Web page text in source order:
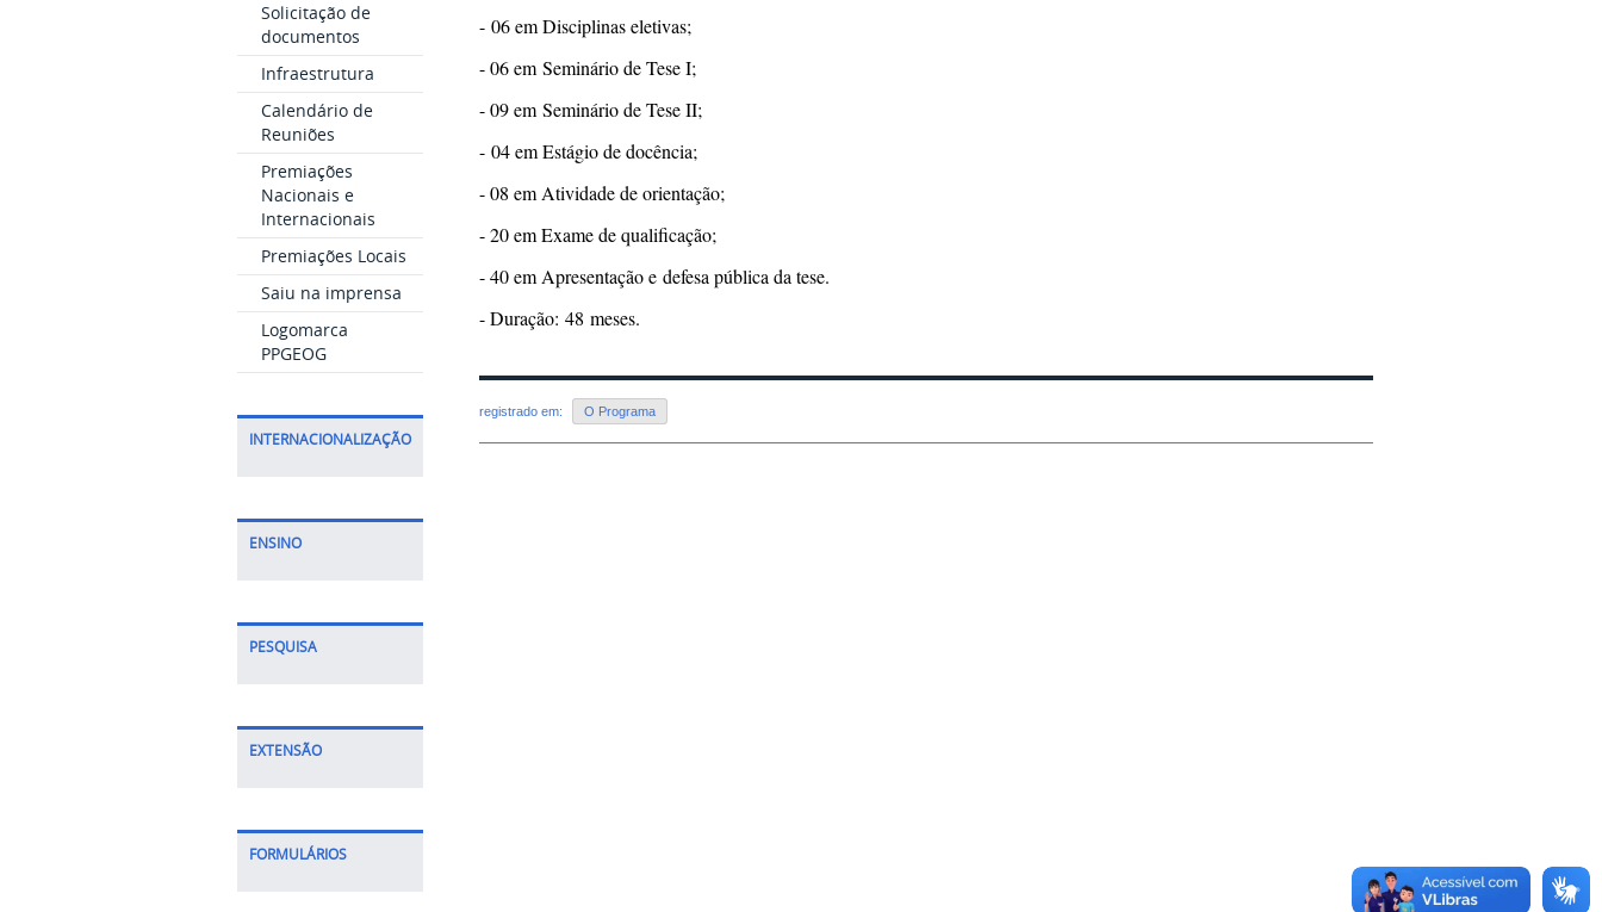
Solicitação de
documentos
Infraestrutura
Calendário de
Reuniões
Premiações
Nacionais e
Internacionais
Premiações Locais
Saiu na imprensa
Logomarca
PPGEOG
INTERNACIONALIZAÇÃO
ENSINO
PESQUISA
EXTENSÃO
FORMULÁRIOS
- 06 em Disciplinas eletivas;
- 06 em Seminário de Tese I;
- 09 em Seminário de Tese II;
- 04 em Estágio de docência;
- 08 em Atividade de orientação;
- 20 em Exame de qualificação;
- 40 em Apresentação e defesa pública da tese.
- Duração: 48 meses.
registrado em: O Programa